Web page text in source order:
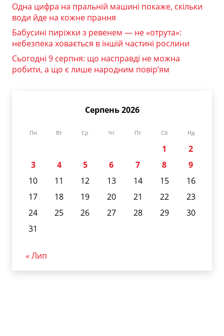
Одна цифра на пральній машині покаже, скільки
води йде на кожне прання
Бабусині пиріжки з ревенем — не «отрута»:
небезпека ховається в іншій частині рослини
Сьогодні 9 серпня: що насправді не можна
робити, а що є лише народним повір’ям
Серпень 2026
Пн Вт Ср Чт Пт Сб Нд
1
2
3
4 5 6 7 8
9
10
11 12 13 14 15
16
17
18 19 20 21 22
23
24
25 26 27 28 29
30
31
« Лип